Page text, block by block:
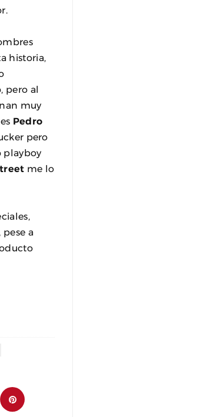
historia,
pero al
muy
Pedro
pero
playboy
me lo
a